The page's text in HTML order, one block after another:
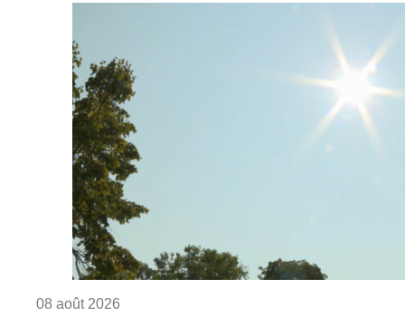
08 août 2026Consulter l'article "Météo: du soleil et
Coups de feu sur fond de “rivalité
amoureuse” à Uccle: une personne
blessée à la jambe